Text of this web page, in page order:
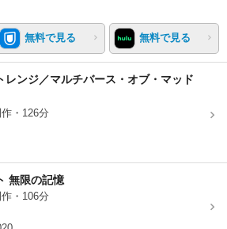
無料で見る 無料で見る
レンジ／マルチバース・オブ・マッド
・126分
無限の記憶
・106分